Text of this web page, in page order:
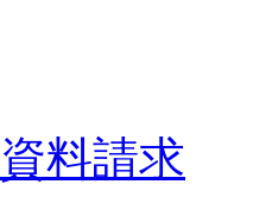
資料請求